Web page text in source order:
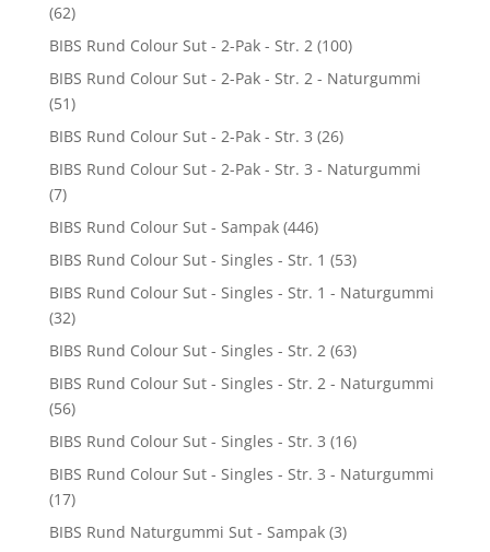
(62)
BIBS Rund Colour Sut - 2-Pak - Str. 2 (100)
BIBS Rund Colour Sut - 2-Pak - Str. 2 - Naturgummi
(51)
BIBS Rund Colour Sut - 2-Pak - Str. 3 (26)
BIBS Rund Colour Sut - 2-Pak - Str. 3 - Naturgummi
(7)
BIBS Rund Colour Sut - Sampak (446)
BIBS Rund Colour Sut - Singles - Str. 1 (53)
BIBS Rund Colour Sut - Singles - Str. 1 - Naturgummi
(32)
BIBS Rund Colour Sut - Singles - Str. 2 (63)
BIBS Rund Colour Sut - Singles - Str. 2 - Naturgummi
(56)
BIBS Rund Colour Sut - Singles - Str. 3 (16)
BIBS Rund Colour Sut - Singles - Str. 3 - Naturgummi
(17)
BIBS Rund Naturgummi Sut - Sampak (3)